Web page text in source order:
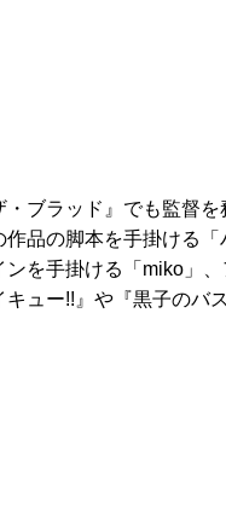
ブラッド』でも監督
品の脚本を手掛ける
を手掛ける「miko」
ュー!!』や『黒子のバ